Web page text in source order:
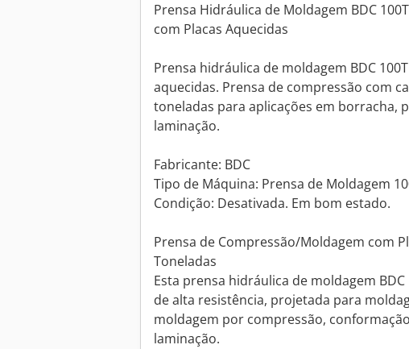
Prensa Hidráulica de Moldagem BDC
com Placas Aquecidas
Prensa hidráulica de moldagem BDC
aquecidas. Prensa de compressão com
toneladas para aplicações em borracha,
laminação.
Fabricante: BDC
Tipo de Máquina: Prensa de Moldagem
Condição: Desativada. Em bom estado.
Prensa de Compressão/Moldagem com
Toneladas
Esta prensa hidráulica de moldagem
de alta resistência, projetada para
moldagem por compressão,
laminação.